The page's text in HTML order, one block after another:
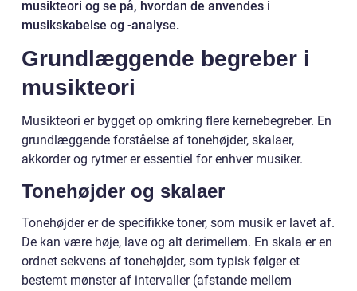
musikteori og se på, hvordan de anvendes i
musikskabelse og -analyse.
Grundlæggende begreber i
musikteori
Musikteori er bygget op omkring flere kernebegreber. En
grundlæggende forståelse af tonehøjder, skalaer,
akkorder og rytmer er essentiel for enhver musiker.
Tonehøjder og skalaer
Tonehøjder er de specifikke toner, som musik er lavet af.
De kan være høje, lave og alt derimellem. En skala er en
ordnet sekvens af tonehøjder, som typisk følger et
bestemt mønster af intervaller (afstande mellem